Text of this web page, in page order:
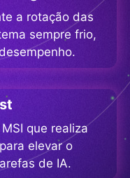
a rotação das
sempre frio,
que realiza
elevar o
de IA.